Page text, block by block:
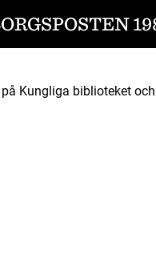
Kungliga biblioteket